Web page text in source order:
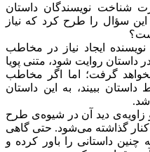
شناخت نویسندگان داستان
سؤال را طرح کرد که نیاز
ایجاد نیاز در مخاطب
داستان روایت شود، متنی پویا
گرفت؛ اما اگر مخاطب
ببیند، به این داستان
شد.
و زاویه‌ی دید آن در شیوه‌ی طرح
گذاشته می‌شود. حتی گاهی
داستانی را باور کرده و